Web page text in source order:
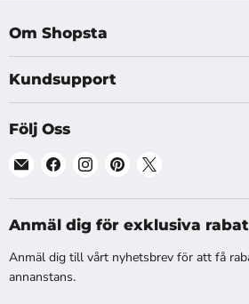
Om Shopsta
Kundsupport
Följ Oss
Hitta
på
E-
Hitta
på
Facebook
Hitta
på
Instagram
Hitta
på
Pinterest
på
X
Anmäl dig för exklusiva
Anmäl dig till vårt nyhetsbrev för att få
annanstans.